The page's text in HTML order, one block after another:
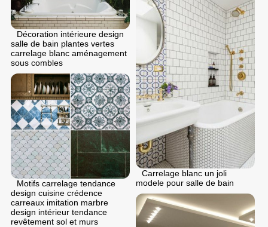
Décoration intérieure design
salle de bain plantes vertes
carrelage blanc aménagement
sous combles
Carrelage blanc un joli
modele pour salle de bain
Motifs carrelage tendance
design cuisine crédence
carreaux imitation marbre
design intérieur tendance
revêtement sol et murs